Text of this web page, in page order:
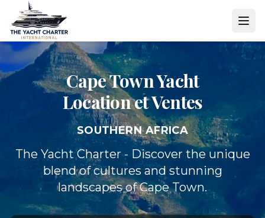
Cape Town Yacht
Location et Ventes
SOUTHERN AFRICA
The Yacht Charter - Discover the unique
blend of cultures and stunning
landscapes of Cape Town.